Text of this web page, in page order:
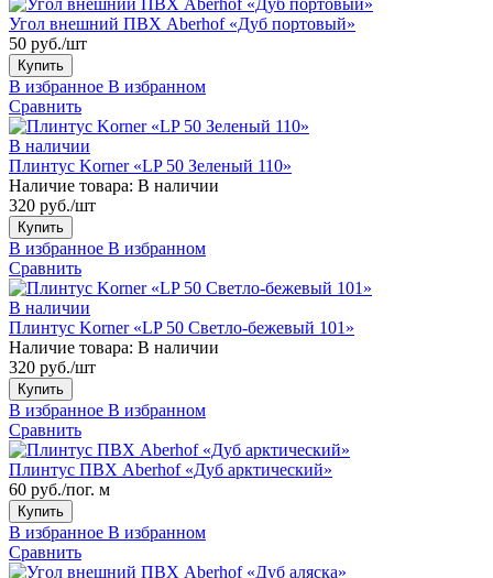
Угол внешний ПВХ Aberhof «Дуб портовый»
50 руб./шт
Купить
В избранное В избранном
Сравнить
В наличии
Плинтус Korner «LP 50 Зеленый 110»
Наличие товара: В наличии
320 руб./шт
Купить
В избранное В избранном
Сравнить
В наличии
Плинтус Korner «LP 50 Светло-бежевый 101»
Наличие товара: В наличии
320 руб./шт
Купить
В избранное В избранном
Сравнить
Плинтус ПВХ Aberhof «Дуб арктический»
60 руб./пог. м
Купить
В избранное В избранном
Сравнить